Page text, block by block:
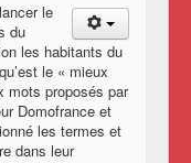
le
du
les habitants du
le « mieux
mots proposés par
Domofrance et
les termes et
dans leur